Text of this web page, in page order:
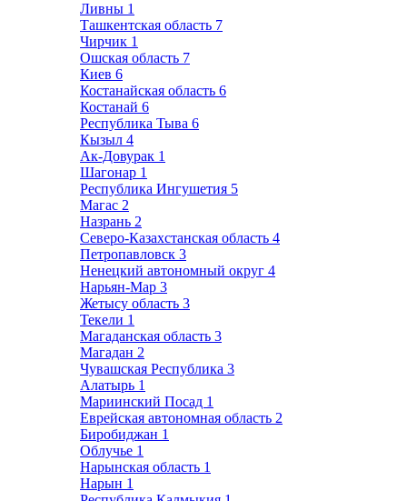
Ливны 1
Ташкентская область 7
Чирчик 1
Ошская область 7
Киев 6
Костанайская область 6
Костанай 6
Республика Тыва 6
Кызыл 4
Ак-Довурак 1
Шагонар 1
Республика Ингушетия 5
Магас 2
Назрань 2
Северо-Казахстанская область 4
Петропавловск 3
Ненецкий автономный округ 4
Нарьян-Мар 3
Жетысу область 3
Текели 1
Магаданская область 3
Магадан 2
Чувашская Республика 3
Алатырь 1
Мариинский Посад 1
Еврейская автономная область 2
Биробиджан 1
Облучье 1
Нарынская область 1
Нарын 1